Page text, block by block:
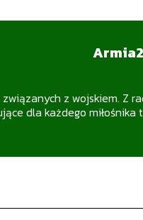
z wojskiem. Z
dla każdego